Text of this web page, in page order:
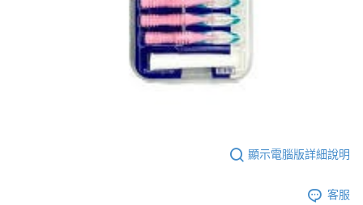
５．嚴禁一人註冊多個帳號或使用他人資訊註冊。若發現惡意使用之情形，
恩沛科技股份有限公司將有權停止該用戶之使用額度並採取法律行動。
顯示電腦版詳細說明
客服